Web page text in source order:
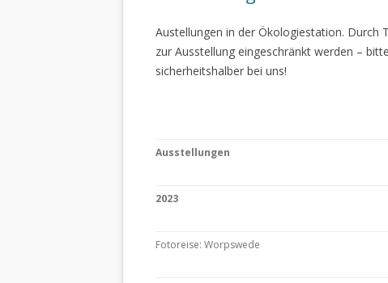
Austellungen in der Ökologiestation. Durch
zur Ausstellung eingeschränkt werden –
sicherheitshalber bei uns!
Ausstellungen
2023
Fotoreise: Worpswede